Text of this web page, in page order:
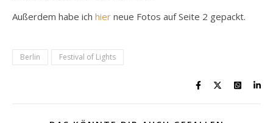
Außerdem habe ich hier neue Fotos auf Seite 2 gepackt.
Berlin Festival of Lights